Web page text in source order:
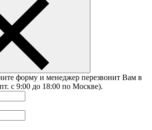
форму и менеджер перезвонит Вам в
с 9:00 до 18:00 по Москве).